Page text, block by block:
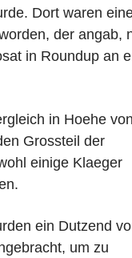
Dort waren
der angab,
in Roundup an
in Hoehe
Grossteil der
einige Klaeger
ein Dutzend
um zu